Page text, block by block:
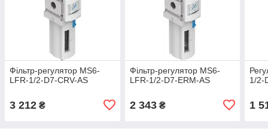
Фільтр-регулятор MS6-
LFR-1/2-D7-CRV-AS
3 212 ₴
Фільтр-регулятор MS6-
LFR-1/2-D7-ERM-AS
2 343₴
1/2-
1